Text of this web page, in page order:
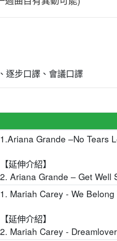
逐步口譯、會議口譯
1.Ariana Grande –No Tears
【延伸介紹】
2. Ariana Grande – Get Well
1. Mariah Carey - We
【延伸介紹】
2. Mariah Carey - Dreamlover